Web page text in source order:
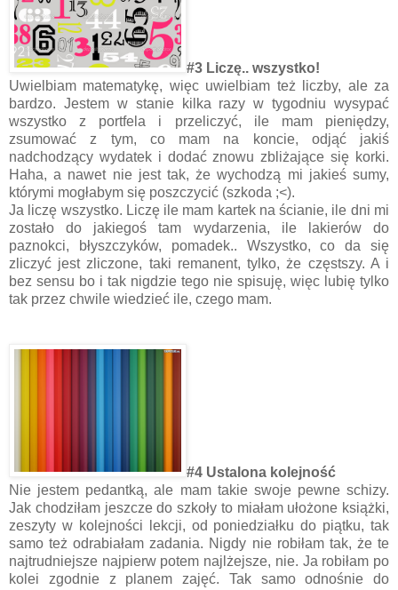
#3 Liczę.. wszystko!
Uwielbiam matematykę, więc uwielbiam też liczby, ale za
bardzo. Jestem w stanie kilka razy w tygodniu wysypać
wszystko z portfela i przeliczyć, ile mam pieniędzy,
zsumować z tym, co mam na koncie, odjąć jakiś
nadchodzący wydatek i dodać znowu zbliżające się korki.
Haha, a nawet nie jest tak, że wychodzą mi jakieś sumy,
którymi mogłabym się poszczycić (szkoda ;<).
Ja liczę wszystko. Liczę ile mam kartek na ścianie, ile dni mi
zostało do jakiegoś tam wydarzenia, ile lakierów do
paznokci, błyszczyków, pomadek.. Wszystko, co da się
zliczyć jest zliczone, taki remanent, tylko, że częstszy. A i
bez sensu bo i tak nigdzie tego nie spisuję, więc lubię tylko
tak przez chwile wiedzieć ile, czego mam.
#4 Ustalona kolejność
Nie jestem pedantką, ale mam takie swoje pewne schizy.
Jak chodziłam jeszcze do szkoły to miałam ułożone książki,
zeszyty w kolejności lekcji, od poniedziałku do piątku, tak
samo też odrabiałam zadania. Nigdy nie robiłam tak, że te
najtrudniejsze najpierw potem najlżejsze, nie. Ja robiłam po
kolei zgodnie z planem zajęć. Tak samo odnośnie do